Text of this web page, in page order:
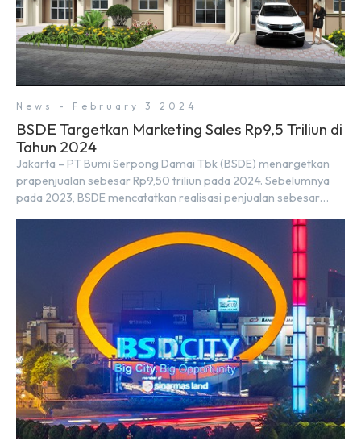
News - February 3 2024
BSDE Targetkan Marketing Sales Rp9,5 Triliun di
Tahun 2024
Jakarta – PT Bumi Serpong Damai Tbk (BSDE) menargetkan
prapenjualan sebesar Rp9,50 triliun pada 2024. Sebelumnya
pada 2023, BSDE mencatatkan realisasi penjualan sebesar
Rp8,80 triliun. Menurut Direktur BSDE Hermawan Wijaya
menghadapi 2024, kondisi ekonomi global maupun nasional
dapat memengaruhi pertimbangan masyarakat untuk
membeli rumah maupun investasi di sektor […]